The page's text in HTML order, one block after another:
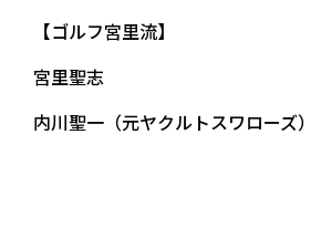
【ゴルフ宮里流】
宮里聖志
内川聖一（元ヤクルトスワローズ）